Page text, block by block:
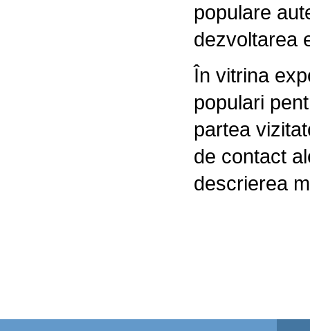
populare
dezvoltarea
În vitrina
populari
partea
de contact
descrierea